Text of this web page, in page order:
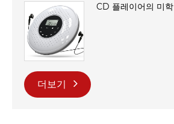
CD 플레이어의 미학
더보기